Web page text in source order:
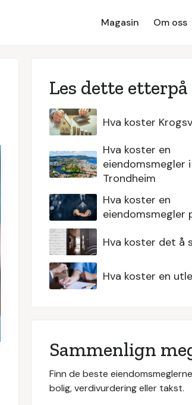
Magasin Om oss
Les dette etterpå
Hva koster
Hva koster en
eiendomsmegler i
Trondheim
Hva koster en
eiendomsmegler
Hva koster det å
Hva koster en
Sammenlign
Finn de beste
bolig, verdivurdering eller takst.